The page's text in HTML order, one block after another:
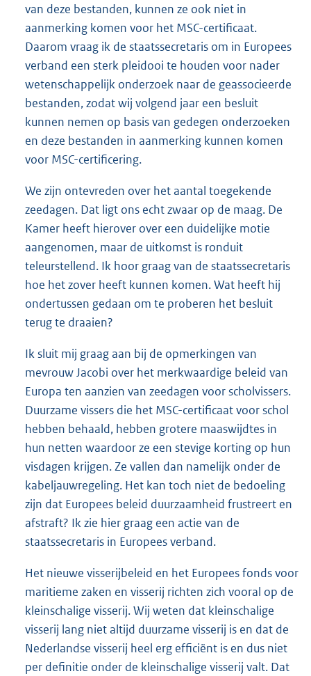
van deze bestanden, kunnen ze ook niet in
aanmerking komen voor het MSC-certificaat.
Daarom vraag ik de staatssecretaris om in Europees
verband een sterk pleidooi te houden voor nader
wetenschappelijk onderzoek naar de geassocieerde
bestanden, zodat wij volgend jaar een besluit
kunnen nemen op basis van gedegen onderzoeken
en deze bestanden in aanmerking kunnen komen
voor MSC-certificering.
We zijn ontevreden over het aantal toegekende
zeedagen. Dat ligt ons echt zwaar op de maag. De
Kamer heeft hierover over een duidelijke motie
aangenomen, maar de uitkomst is ronduit
teleurstellend. Ik hoor graag van de staatssecretaris
hoe het zover heeft kunnen komen. Wat heeft hij
ondertussen gedaan om te proberen het besluit
terug te draaien?
Ik sluit mij graag aan bij de opmerkingen van
mevrouw Jacobi over het merkwaardige beleid van
Europa ten aanzien van zeedagen voor scholvissers.
Duurzame vissers die het MSC-certificaat voor schol
hebben behaald, hebben grotere maaswijdtes in
hun netten waardoor ze een stevige korting op hun
visdagen krijgen. Ze vallen dan namelijk onder de
kabeljauwregeling. Het kan toch niet de bedoeling
zijn dat Europees beleid duurzaamheid frustreert en
afstraft? Ik zie hier graag een actie van de
staatssecretaris in Europees verband.
Het nieuwe visserijbeleid en het Europees fonds voor
maritieme zaken en visserij richten zich vooral op de
kleinschalige visserij. Wij weten dat kleinschalige
visserij lang niet altijd duurzame visserij is en dat de
Nederlandse visserij heel erg efficiënt is en dus niet
per definitie onder de kleinschalige visserij valt. Dat